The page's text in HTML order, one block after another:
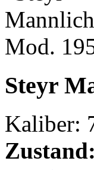
Steyr
Kaliber: